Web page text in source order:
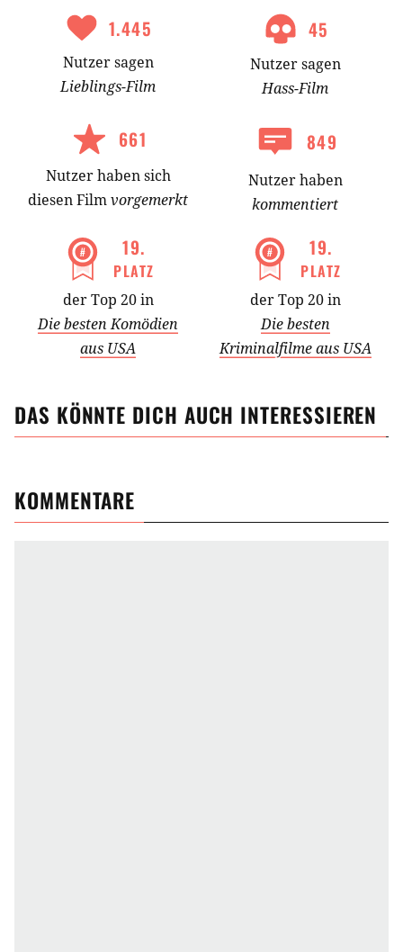
1.445
Nutzersagen
Lieblings-Film
45
Nutzersagen
Hass-Film
661
Nutzerhabensich
diesen Filmvorgemerkt
849
Nutzer haben
kommentiert
19.
PLATZ
der Top 20 in
Die besten Komödien
aus USA
19.
PLATZ
der Top 20 in
Die besten
Kriminalfilme aus USA
DAS KÖNNTE DICH AUCH INTERESSIEREN
KOMMENTARE